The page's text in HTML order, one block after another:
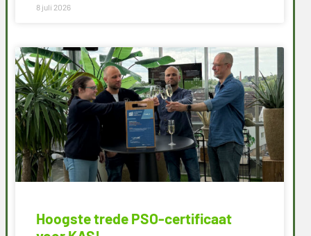
8 juli 2026
Hoogste trede PSO-certificaat